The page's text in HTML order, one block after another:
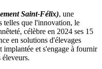
Saint-Félix), une
telles que l'innovation, le
célèbre en 2024 ses 15
en solutions d'élevages
implantée et s'engage à fournir